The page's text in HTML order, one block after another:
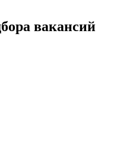
вакансий